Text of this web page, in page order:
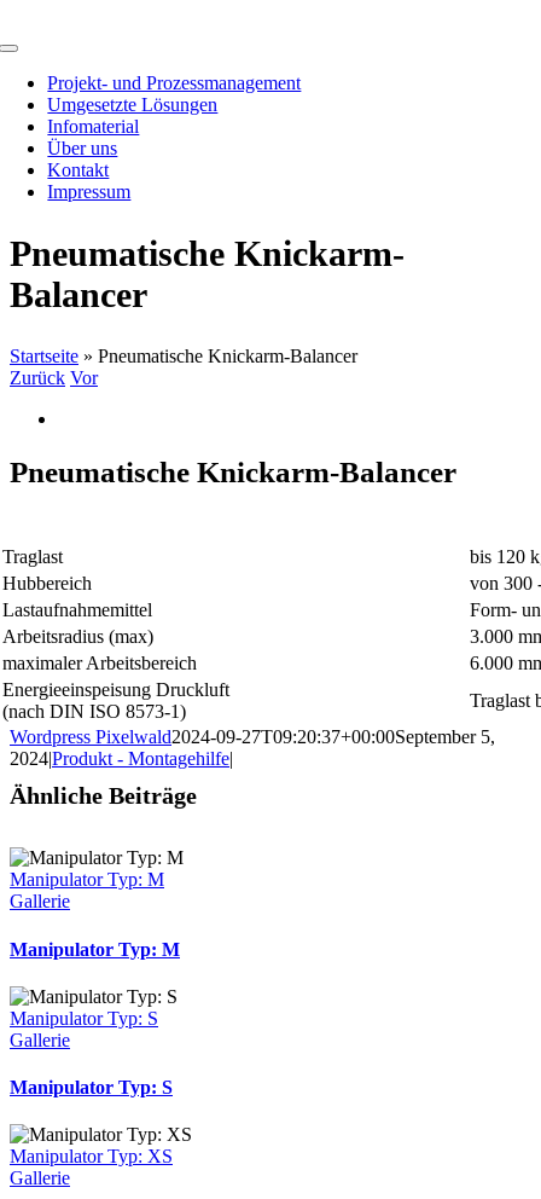
Inhalt
Toggle
NavigationProjekt- und Prozessmanagement
Umgesetzte Lösungen
Infomaterial
Über uns
Kontakt
Impressum
Pneumatische Knickarm-
Balancer
Startseite » Pneumatische Knickarm-Balancer
Zurück Vor
Pneumatische Knickarm-Balancer
Traglast
bis 120
Hubbereich
von 300
Lastaufnahmemittel
Form-
Arbeitsradius (max)
3.000
maximaler Arbeitsbereich
6.000
Energieeinspeisung Druckluft
(nach DIN ISO 8573-1)
Traglast
Wordpress Pixelwald2024-09-27T09:20:37+00:00September 5,
2024|Produkt - Montagehilfe|
Ähnliche Beiträge
Manipulator Typ: M
Gallerie
Manipulator Typ: M
Manipulator Typ: S
Gallerie
Manipulator Typ: S
Manipulator Typ: XS
Gallerie